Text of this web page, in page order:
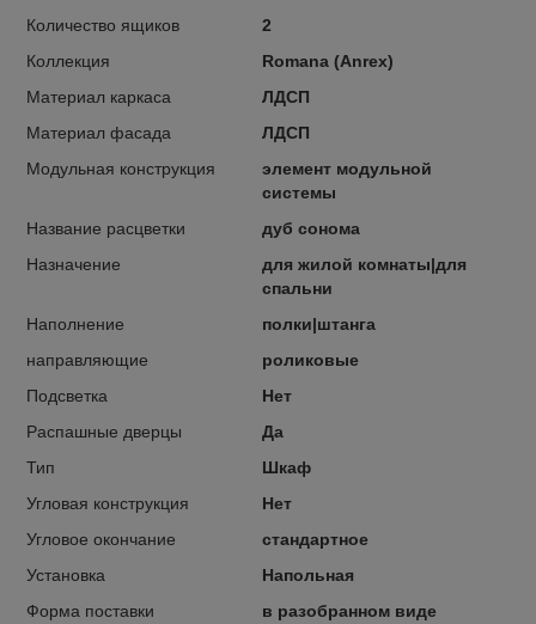
Количество ящиков
2
Коллекция
Romana (Anrex)
Материал каркаса
ЛДСП
Материал фасада
ЛДСП
Модульная конструкция
элемент модульной
системы
Название расцветки
дуб сонома
Назначение
для жилой комнаты|для
спальни
Наполнение
полки|штанга
направляющие
роликовые
Подсветка
Нет
Распашные дверцы
Да
Тип
Шкаф
Угловая конструкция
Нет
Угловое окончание
стандартное
Установка
Напольная
Форма поставки
в разобранном виде